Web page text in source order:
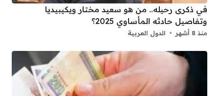
في ذكرى رحيله.. من هو سعيد مختار ويكيبيديا
وتفاصيل حادثه المأساوي 2025؟
منذ 8 أشهر الدول العربية